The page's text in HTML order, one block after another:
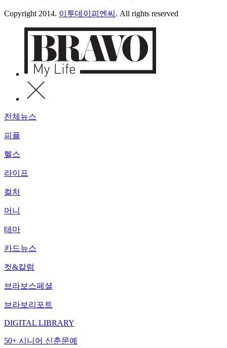
Copyright 2014. 이투데이피엔씨 . All rights reserved
전체뉴스
피플
헬스
라이프
컬처
머니
테마
카드뉴스
컷&칼럼
브라보스페셜
브라보리포트
DIGITAL LIBRARY
50+ 시니어 신춘문예